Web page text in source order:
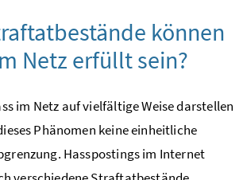
können
Netz erfüllt sein?
im Netz auf vielfältige Weise darstellen
Phänomen keine einheitliche
Hasspostings im Internet